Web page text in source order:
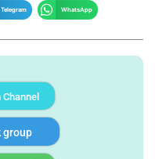
Telegram WhatsApp
group